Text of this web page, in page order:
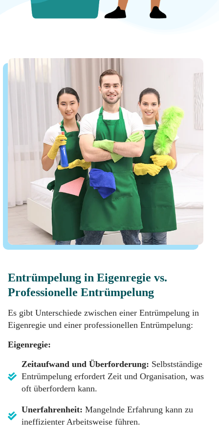
Entrümpelung in Eigenregie vs.
Professionelle Entrümpelung
Es gibt Unterschiede zwischen einer Entrümpelung in
Eigenregie und einer professionellen Entrümpelung:
Eigenregie:
Zeitaufwand und Überforderung: Selbstständige
Entrümpelung erfordert Zeit und Organisation, was
oft überfordern kann.
Unerfahrenheit: Mangelnde Erfahrung kann zu
ineffizienter Arbeitsweise führen.